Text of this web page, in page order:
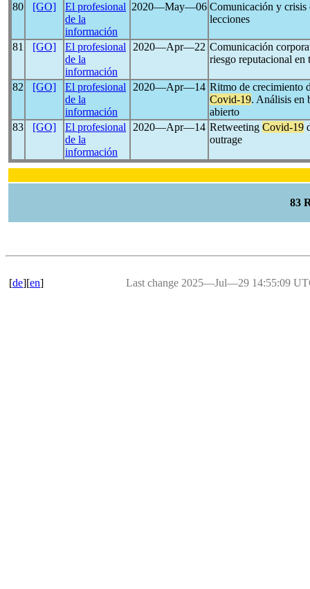
80
[GO]
El profesional
de la
información
2020―May―06 Comunicación y
lecciones
81 [GO]
El profesional
de la
información
2020―Apr―22 Comunicación
riesgo reputacional
82 [GO]
El profesional
de la
información
2020―Apr―14 Ritmo de crecimiento
Covid-19. Análisis en
abierto
83
[GO]
El profesional
de la
información
2020―Apr―14 Retweeting Covid-19
outrage
83
[de][en] Last change 2025―Jul―29 14:55:09